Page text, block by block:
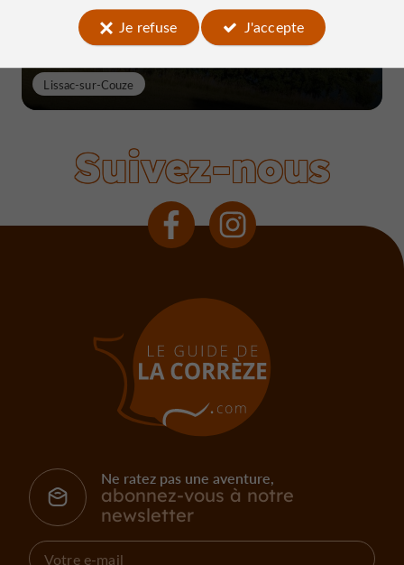
Lissac-sur-Couze
Suivez-nous
Ne ratez pas une aventure,
abonnez-vous à notre
newsletter
Je refuse
J'accepte